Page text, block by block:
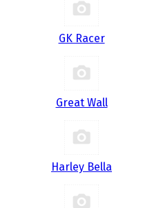
GK Racer
Great Wall
Harley Bella